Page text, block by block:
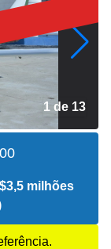
2 de 13
milhões